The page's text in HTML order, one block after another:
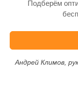
Подберём
Андрей Климов,